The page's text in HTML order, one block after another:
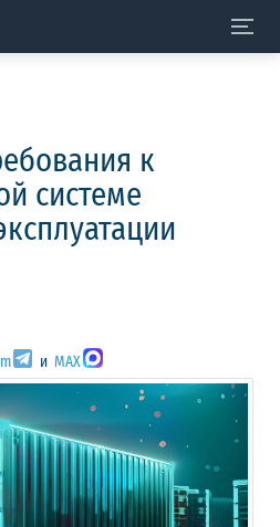
к
системе
и MAX